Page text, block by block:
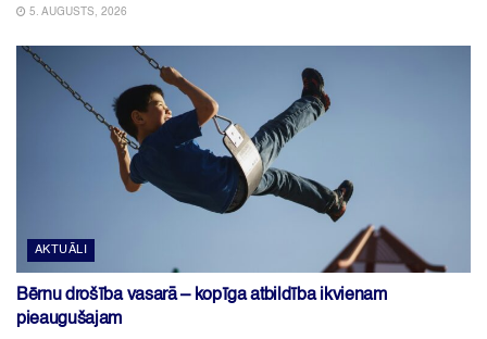
5. AUGUSTS, 2026
AKTUĀLI
Bērnu drošība vasarā – kopīga atbildība ikvienam
pieaugušajam